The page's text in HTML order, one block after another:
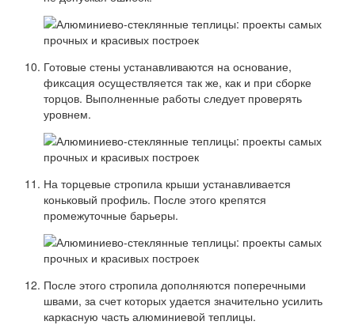
Готовые стены устанавливаются на основание,
фиксация осуществляется так же, как и при сборке
торцов. Выполненные работы следует проверять
уровнем.
На торцевые стропила крыши устанавливается
коньковый профиль. После этого крепятся
промежуточные барьеры.
После этого стропила дополняются поперечными
швами, за счет которых удается значительно усилить
каркасную часть алюминиевой теплицы.